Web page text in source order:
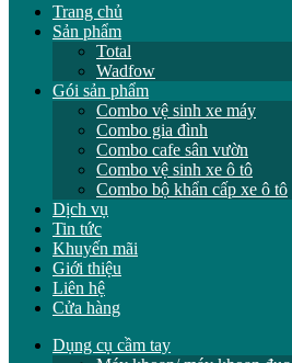
Trang chủ
Sản phẩm
Total
Wadfow
Gói sản phẩm
Combo vệ sinh xe máy
Combo gia đình
Combo cafe sân vườn
Combo vệ sinh xe ô tô
Combo bộ khẩn cấp xe ô tô
Dịch vụ
Tin tức
Khuyến mãi
Giới thiệu
Liên hệ
Cửa hàng
Dụng cụ cầm tay